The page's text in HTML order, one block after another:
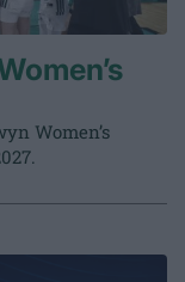
Women’s